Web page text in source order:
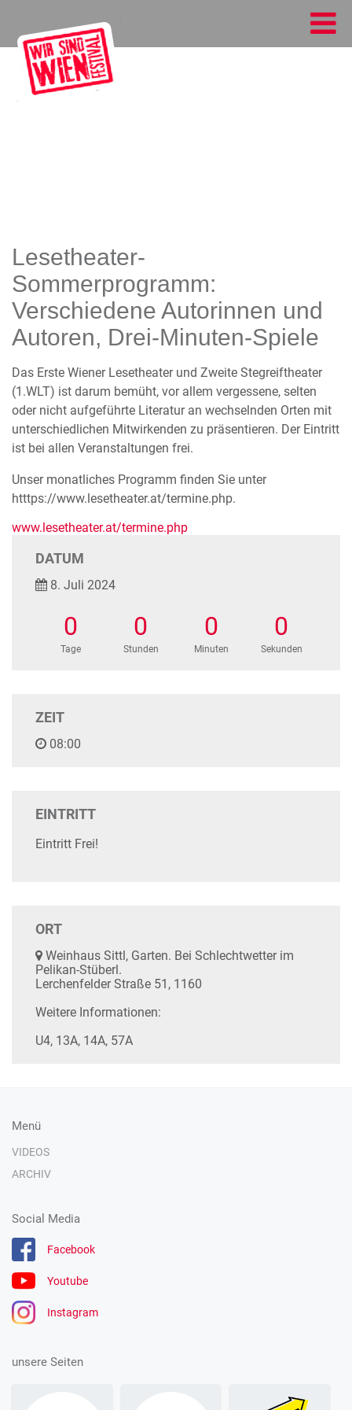
Lesetheater-
Sommerprogramm:
Verschiedene Autorinnen und
Autoren, Drei-Minuten-Spiele
Das Erste Wiener Lesetheater und Zweite Stegreiftheater
(1.WLT) ist darum bemüht, vor allem vergessene, selten
oder nicht aufgeführte Literatur an wechselnden Orten mit
unterschiedlichen Mitwirkenden zu präsentieren. Der Eintritt
ist bei allen Veranstaltungen frei.
Unser monatliches Programm finden Sie unter
htttps://www.lesetheater.at/termine.php.
www.lesetheater.at/termine.php
DATUM
8. Juli 2024
0
Tage
0
Stunden
0
Minuten
0
Sekunden
ZEIT
08:00
EINTRITT
Eintritt Frei!
ORT
Weinhaus Sittl, Garten. Bei Schlechtwetter im
Pelikan-Stüberl.
Lerchenfelder Straße 51, 1160
Weitere Informationen:
U4, 13A, 14A, 57A
Menü
VIDEOS
ARCHIV
Social Media
Facebook
Youtube
Instagram
unsere Seiten